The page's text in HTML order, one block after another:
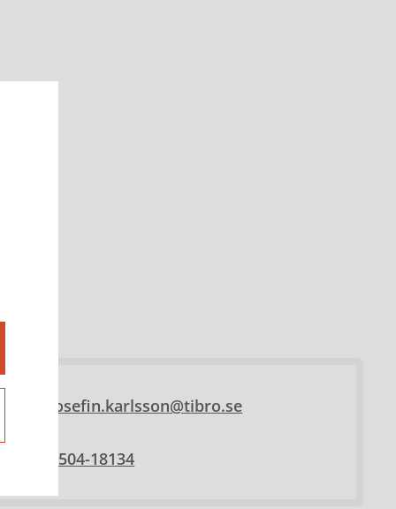
josefin.karlsson@tibro.se
0504-18134